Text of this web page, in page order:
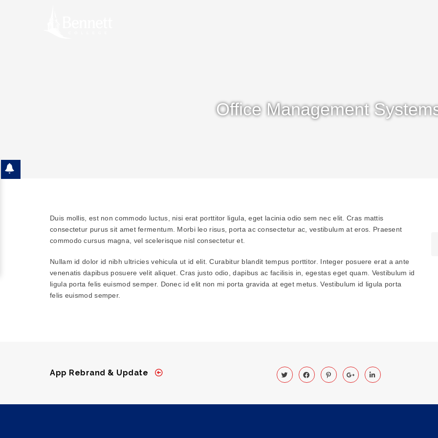
Office Management
Duis mollis, est non commodo luctus, nisi erat porttitor ligula, eget lacinia odio sem nec elit. Cras mattis
consectetur purus sit amet fermentum. Morbi leo risus, porta ac consectetur ac, vestibulum at eros. Praesent
commodo cursus magna, vel scelerisque nisl consectetur et.
Nullam id dolor id nibh ultricies vehicula ut id elit. Curabitur blandit tempus porttitor. Integer posuere erat a ante
venenatis dapibus posuere velit aliquet. Cras justo odio, dapibus ac facilisis in, egestas eget quam. Vestibulum id
ligula porta felis euismod semper. Donec id elit non mi porta gravida at eget metus. Vestibulum id ligula porta
felis euismod semper.
App Rebrand & Update